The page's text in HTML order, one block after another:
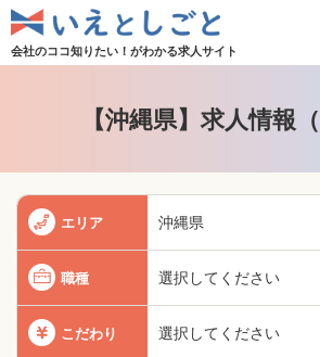
会社のココ知りたい！がわかる求人サイト
【沖縄県】求人情報
エリア 沖縄県
職種 選択してください
こだわり 選択してください